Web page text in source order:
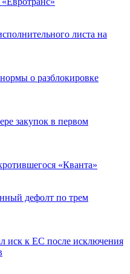
листа на
о разблокировке
закупок в первом
«Кванта»
дефолт по трем
иск к ЕС после исключения